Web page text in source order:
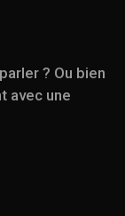
? Ou bien
avec une